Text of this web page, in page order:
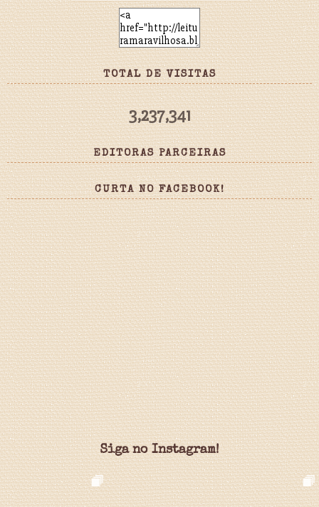
TOTAL DE VISITAS
3,237,341
EDITORAS PARCEIRAS
CURTA NO FACEBOOK!
Siga no Instagram!